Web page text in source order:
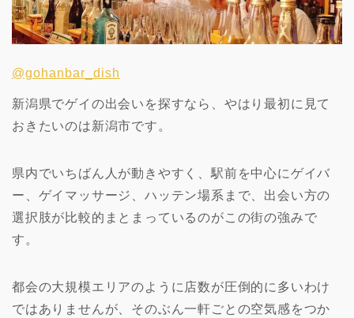
@gohanbar_dish
新潟県でゲイの出会いを探すなら、やはり最初に見て
おきたいのは新潟市です。
県内でいちばん人が動きやすく、駅前を中心にゲイバ
ー、ゲイマッサージ、ハッテン場系まで、出会い方の
選択肢が比較的まとまっているのがこの街の強みで
す。
都会の大規模エリアのように店数が圧倒的に多いわけ
ではありませんが、そのぶん一軒ごとの空気感をつか